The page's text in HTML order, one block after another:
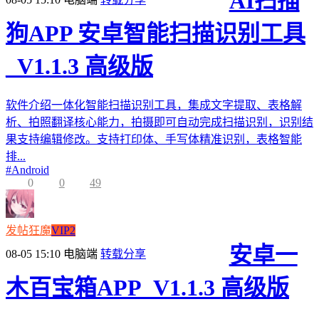
狗APP 安卓智能扫描识别工具
_V1.1.3 高级版
软件介绍一体化智能扫描识别工具，集成文字提取、表格解
析、拍照翻译核心能力，拍摄即可自动完成扫描识别，识别结
果支持编辑修改。支持打印体、手写体精准识别，表格智能
排...
#Android
0
0 49
发帖狂魔VIP2
08-05 15:10 电脑端 转载分享
安卓一
木百宝箱APP_V1.1.3 高级版